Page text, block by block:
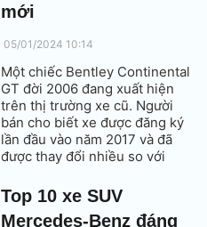
mới
05/01/2024 10:14
Một chiếc Bentley Continental
GT đời 2006 đang xuất hiện
trên thị trường xe cũ. Người
bán cho biết xe được đăng ký
lần đầu vào năm 2017 và đã
được thay đổi nhiều so với
Top 10 xe SUV
Mercedes-Benz đáng